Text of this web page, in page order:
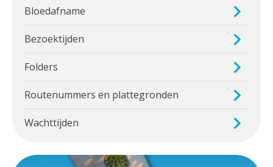
Bloedafname
Bezoektijden
Folders
Routenummers en plattegronden
Wachttijden